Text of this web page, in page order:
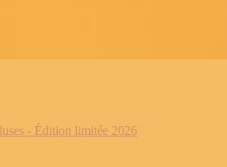
- Édition limitée 2026